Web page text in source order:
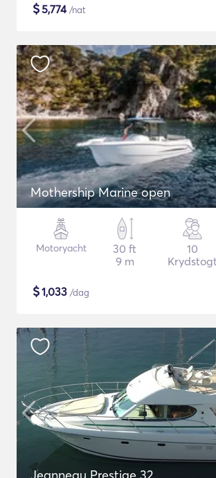
$5,774/nat
Mothership Marine open
Motoryacht
30 ft
9 m
10
$1,033 /dag